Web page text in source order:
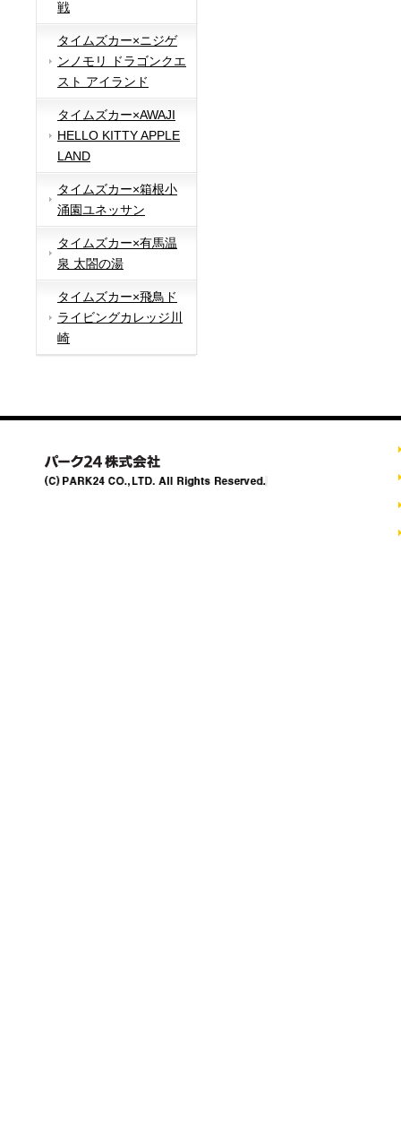
戦
タイムズカー×ニジゲ
ンノモリ ドラゴンクエ
スト アイランド
タイムズカー×AWAJI
HELLO KITTY APPLE
LAND
タイムズカー×箱根小
涌園ユネッサン
タイムズカー×有馬温
泉 太閤の湯
タイムズカー×飛鳥ド
ライビングカレッジ川
崎